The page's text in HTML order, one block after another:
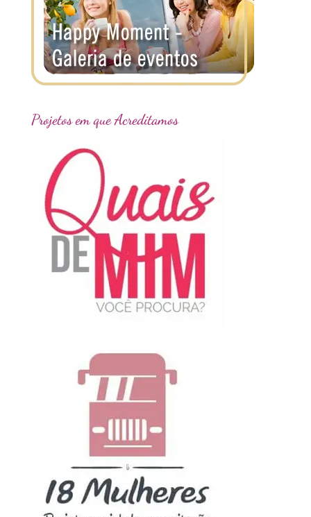
Projetos em que Acreditamos